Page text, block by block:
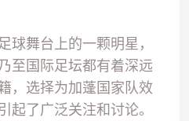
球舞台上的一颗明星，
至国际足坛都有着深远
，选择为加蓬国家队效
起了广泛关注和讨论。